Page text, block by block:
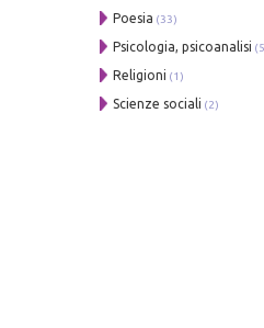
Poesia (33)
Psicologia, psicoanalisi
Religioni (1)
Scienze sociali (2)